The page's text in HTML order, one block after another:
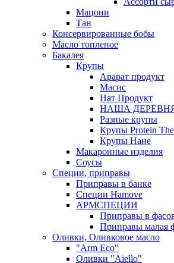
Мацони
Тан
Консервированные бобы
Масло топленое
Бакалея
Крупы
Арарат продукт
Масис
Нат Продукт
НАША
Разные крупы
Крупы Protein
Крупы Нане
Макаронные изделия
Соусы
Специи, приправы
Приправы в банке
Специи Hamove
АРМСПЕЦИИ
Приправы в
Приправы малая
Оливки, Оливковое масло
"Arm Eco"
Оливки "Aiello"